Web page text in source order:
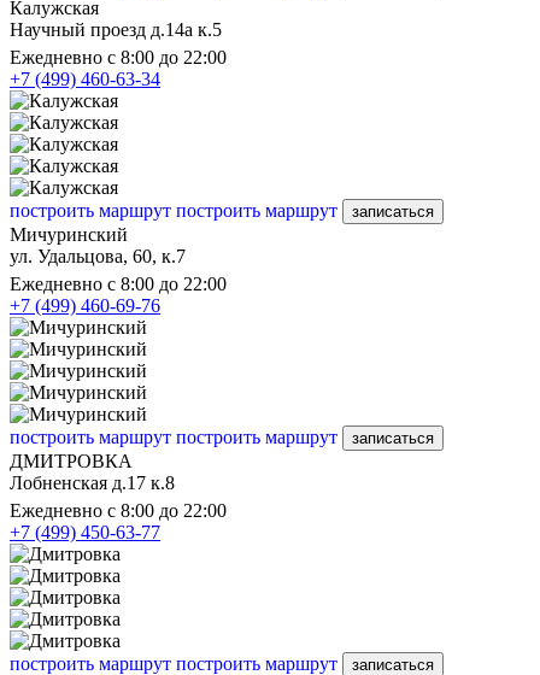
Калужская
Научный проезд д.14а к.5
Ежедневно с 8:00 до 22:00
+7 (499) 460-63-34
построить маршрут построить маршрут записаться
Мичуринский
ул. Удальцова, 60, к.7
Ежедневно с 8:00 до 22:00
+7 (499) 460-69-76
построить маршрут построить маршрут записаться
ДМИТРОВКА
Лобненская д.17 к.8
Ежедневно с 8:00 до 22:00
+7 (499) 450-63-77
построить маршрут построить маршрут записаться